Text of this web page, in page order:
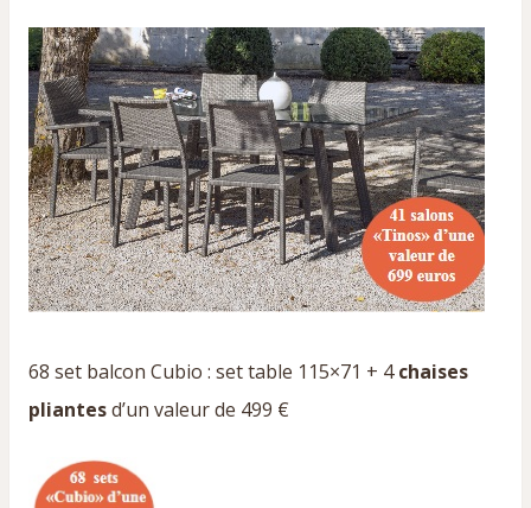
68 set balcon Cubio : set table 115×71 + 4chaises
pliantesd’un valeur de 499 €